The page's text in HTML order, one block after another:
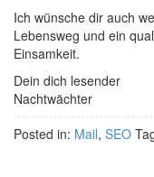
Ich wünsche dir auch
Lebensweg und ein
Einsamkeit.
Dein dich lesender
Nachtwächter
Posted in: Mail, SEO